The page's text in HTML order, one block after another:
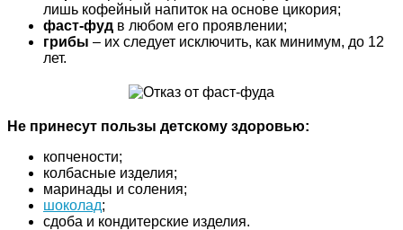
лишь кофейный напиток на основе цикория;
фаст-фуд в любом его проявлении;
грибы – их следует исключить, как минимум, до 12
лет.
Не принесут пользы детскому здоровью:
копчености;
колбасные изделия;
маринады и соления;
шоколад;
сдоба и кондитерские изделия.